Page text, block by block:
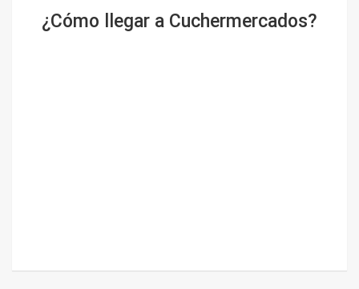
¿Cómo llegar a Cuchermercados?